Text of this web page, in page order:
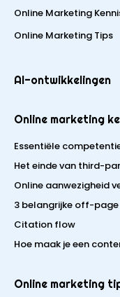
Online Marketing
Online Marketing Tips
AI-ontwikkelingen
Online marketing
Essentiële
Het einde van third-
Online aanwezigheid
3 belangrijke off-page
Citation flow
Hoe maak je een
Online marketing